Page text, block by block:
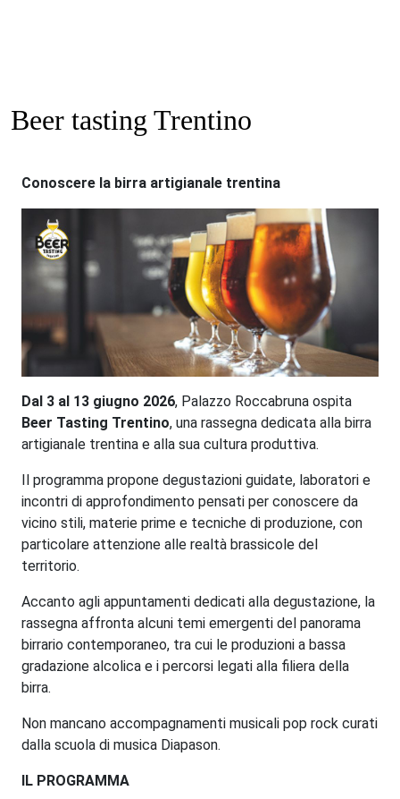
Beer tasting Trentino
Conoscere la birra artigianale trentina
Dal 3 al 13 giugno 2026, Palazzo Roccabruna ospita
Beer Tasting Trentino, una rassegna dedicata alla birra
artigianale trentina e alla sua cultura produttiva.
Il programma propone degustazioni guidate, laboratori e
incontri di approfondimento pensati per conoscere da
vicino stili, materie prime e tecniche di produzione, con
particolare attenzione alle realtà brassicole del
territorio.
Accanto agli appuntamenti dedicati alla degustazione, la
rassegna affronta alcuni temi emergenti del panorama
birrario contemporaneo, tra cui le produzioni a bassa
gradazione alcolica e i percorsi legati alla filiera della
birra.
Non mancano accompagnamenti musicali pop rock curati
dalla scuola di musica Diapason.
IL PROGRAMMA